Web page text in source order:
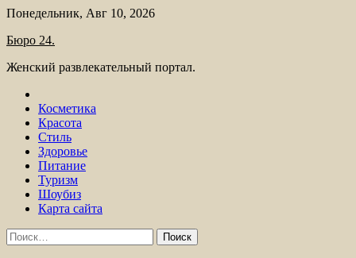
Skip
content
Понедельник, Авг 10, 2026
Бюро 24.
Женский развлекательный портал.
Косметика
Красота
Стиль
Здоровье
Питание
Туризм
Шоубиз
Карта сайта
Найти: